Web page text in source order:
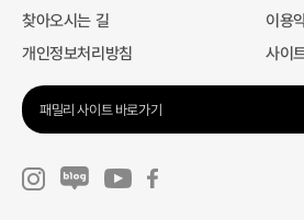
찾아오시는 길
이용
개인정보처리방침
사이
패밀리 사이트 바로가기